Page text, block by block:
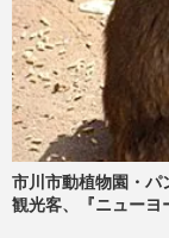
市川市動植物園・パ
観光客、『ニューヨ